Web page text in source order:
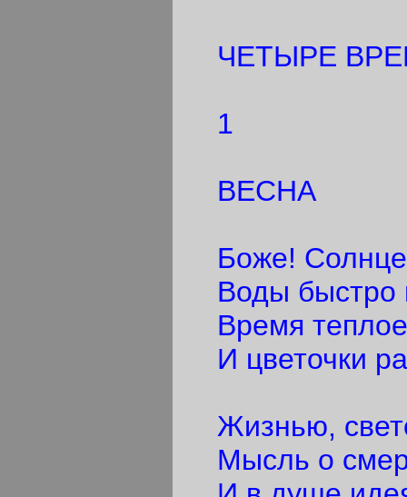
ЧЕТЫРЕ
1
ВЕСНА
Боже! Солнце
Воды быстро
Время
И цветочки
Жизнью,
Мысль о